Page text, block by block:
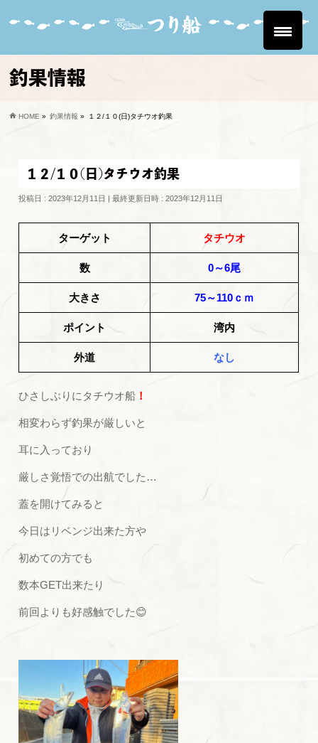
釣果情報
HOME » 釣果情報 » １２/１０(日)タチウオ釣果
１２/１０(日)タチウオ釣果
投稿日 : 2023年12月11日 最終更新日時 : 2023年12月11日
ターゲット タチウオ
数 0～6尾
大きさ 75～110ｃｍ
ポイント 湾内
外道 なし
ひさしぶりにタチウオ船 ！
相変わらず釣果が厳しいと
耳に入っており
厳しさ覚悟での出航でした…
蓋を開けてみると
今日はリベンジ出来た方や
初めての方でも
数本GET出来たり
前回よりも好感触でした😊